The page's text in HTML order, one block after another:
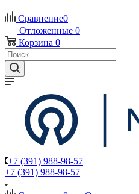
Сравнение0
Отложенные 0
Корзина 0
+7 (391) 988-98-57
+7 (391) 988-98-57